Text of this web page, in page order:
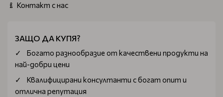
Контакт с нас
ЗАЩО ДА КУПЯ?
Богатo разнообразие от качествени продукти на
най-добри цени
Квалифицирани консултанти с богат опит и
отлична репутация